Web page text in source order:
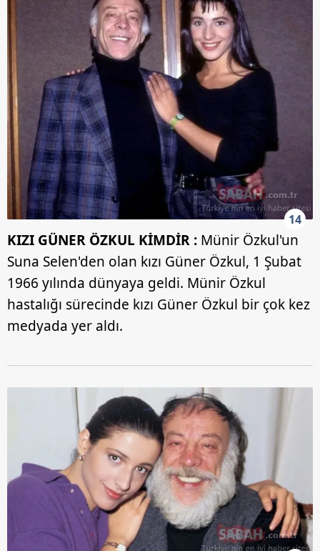
14
KIZI GÜNER ÖZKUL KİMDİR : Münir Özkul'un
Suna Selen'den olan kızı Güner Özkul, 1 Şubat
1966 yılında dünyaya geldi. Münir Özkul
hastalığı sürecinde kızı Güner Özkul bir çok kez
medyada yer aldı.